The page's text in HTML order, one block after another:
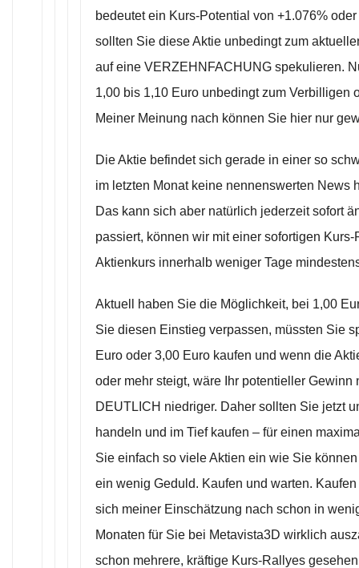
bedeutet ein Kurs-Potential von +1.076%
sollten Sie diese Aktie unbedingt zum
auf eine VERZEHNFACHUNG spekulieren.
1,00 bis 1,10 Euro unbedingt zum Verbilligen
Meiner Meinung nach können Sie hier nur
Die Aktie befindet sich gerade in einer so
im letzten Monat keine nennenswerten News
Das kann sich aber natürlich jederzeit sofort
passiert, können wir mit einer sofortigen
Aktienkurs innerhalb weniger Tage
Aktuell haben Sie die Möglichkeit, bei 1,00
Sie diesen Einstieg verpassen, müssten Sie
Euro oder 3,00 Euro kaufen und wenn die
oder mehr steigt, wäre Ihr potentieller Gewinn
DEUTLICH niedriger. Daher sollten Sie jetzt
handeln und im Tief kaufen – für einen
Sie einfach so viele Aktien ein wie Sie
ein wenig Geduld. Kaufen und warten.
sich meiner Einschätzung nach schon in
Monaten für Sie bei Metavista3D wirklich
schon mehrere, kräftige Kurs-Rallyes